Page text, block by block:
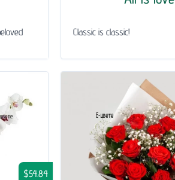
Classic is classic!
$54.84